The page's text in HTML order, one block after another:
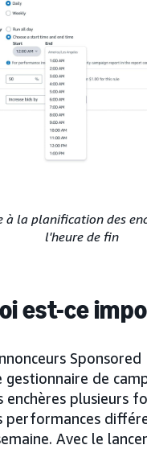
à la planification des
l'heure de fin
est-ce
de
enchères plusieurs
performances
Avec le